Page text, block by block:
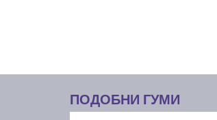
ПОДОБНИ ГУМИ